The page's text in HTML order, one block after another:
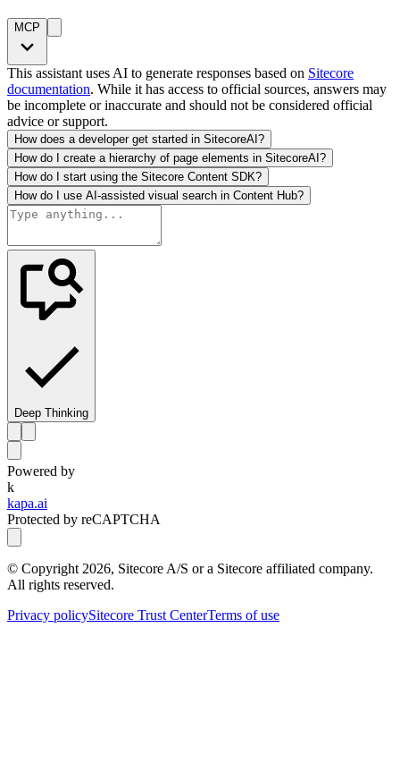
MCP
This assistant uses AI to generate responses based on Sitecore
documentation. While it has access to official sources, answers may
be incomplete or inaccurate and should not be considered official
advice or support.
How does a developer get started in SitecoreAI?
How do I create a hierarchy of page elements in SitecoreAI?
How do I start using the Sitecore Content SDK?
How do I use AI-assisted visual search in Content Hub?
Deep Thinking
Powered by
k
kapa.ai
Protected by reCAPTCHA
© Copyright 2026, Sitecore A/S or a Sitecore affiliated company.
All rights reserved.
Privacy policySitecore Trust CenterTerms of use